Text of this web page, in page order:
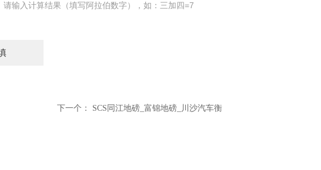
请输入计算结果（填写阿拉伯数字），如：三加四=7
下一个： SCS同江地磅_富锦地磅_川沙汽车衡